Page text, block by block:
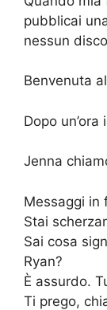
pubblicai
nessun
Benvenuta
Dopo
Jenna
Messaggi in
Stai
Sai cosa
Ryan?
È assurdo.
Ti prego,